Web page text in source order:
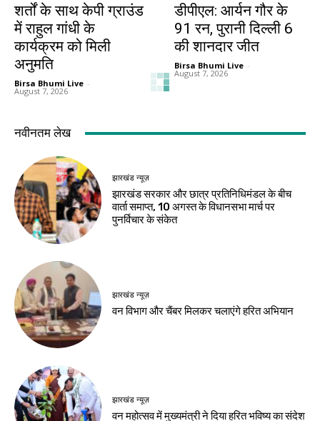
शर्तों के साथ केपी ग्राउंड
में राहुल गांधी के
कार्यक्रम को मिली
अनुमति
Birsa Bhumi Live -
August 7, 2026
डीपीएल: आर्यन गौर के
91 रन, पुरानी दिल्ली 6
की शानदार जीत
Birsa Bhumi Live -
August 7, 2026
देश-विदेश
ईरान के केशम द्वीप के
पास धमाकों से बढ़ा तनाव,
बढ़ी चिंता
Birsa Bhumi Live
August 7, 2026
देश-विदेश
प्रधानमंत्री मोदी ने साझा
देश-विदेश